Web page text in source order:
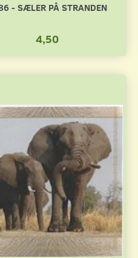
- SÆLER PÅ STRANDEN
4,50